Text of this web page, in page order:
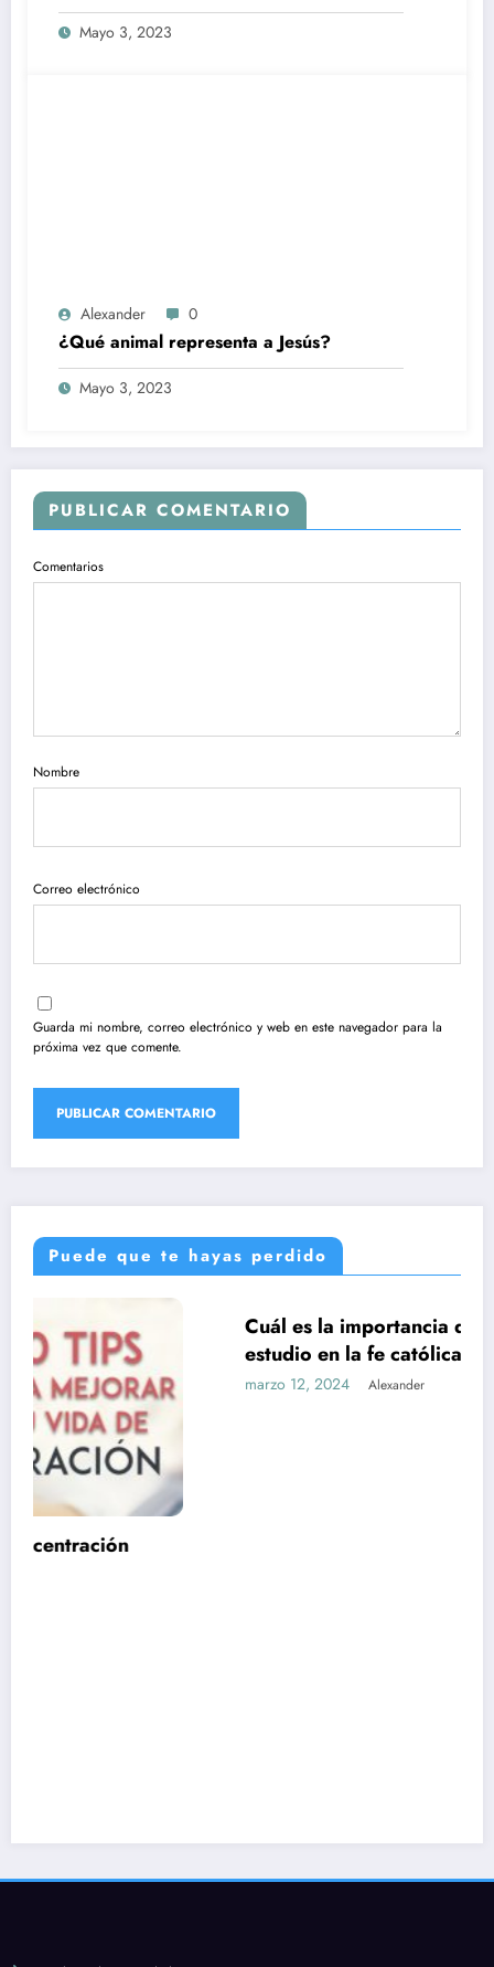
Mayo 3, 2023
Alexander 0
¿Qué animal representa a Jesús?
Mayo 3, 2023
PUBLICAR COMENTARIO
Comentarios
Nombre
Correo electrónico
Guarda mi nombre, correo electrónico y web en este navegador para la
próxima vez que comente.
Puede que te hayas perdido
Cuál es la importancia de la formación y el
estudio en la fe católica
marzo 12, 2024